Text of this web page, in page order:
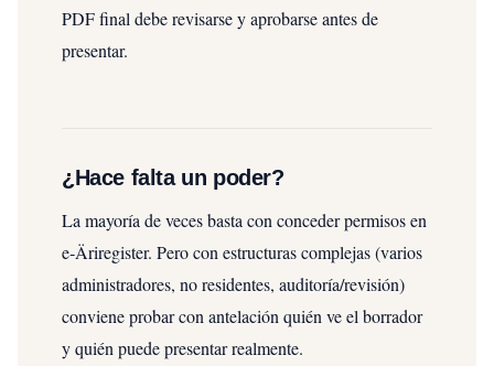
PDF final debe revisarse y aprobarse antes de
presentar.
¿Hace falta un poder?
La mayoría de veces basta con conceder permisos en
e‑Äriregister. Pero con estructuras complejas (varios
administradores, no residentes, auditoría/revisión)
conviene probar con antelación quién ve el borrador
y quién puede presentar realmente.